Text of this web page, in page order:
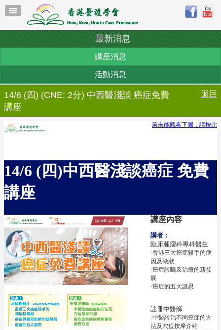
最新消息
講座消息
活動消息
14/6 (四) (CNE: 2分) 中西醫淺談 癌症免費
講座
返回
若未能觀看下圖，請按此
14/6 (四)中西醫淺談癌症 免費
講座
講座內容
講者：
臨床腫瘤科專科醫生
·香港三大癌症殺手的病
因及徵狀
·癌症診斷及治療的新發
展
·癌症的五大謎思
註冊中醫師
·中醫診治不同癌症的方
法及穴位按摩介紹